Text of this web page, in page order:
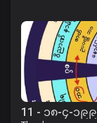
11 - ၁၈-၄-၁၉